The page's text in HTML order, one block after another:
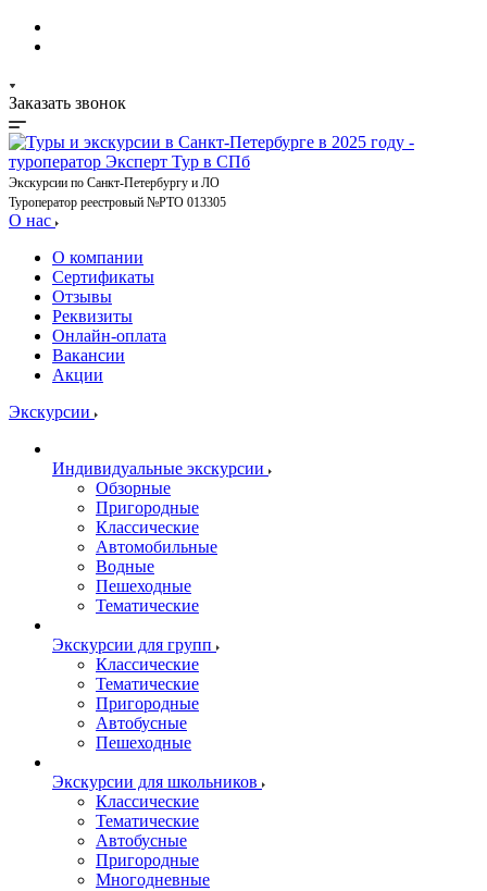
Заказать звонок
Экскурсии по Санкт-Петербургу и ЛО
Туроператор реестровый №РТО 013305
О нас
О компании
Сертификаты
Отзывы
Реквизиты
Онлайн-оплата
Вакансии
Акции
Экскурсии
Индивидуальные экскурсии
Обзорные
Пригородные
Классические
Автомобильные
Водные
Пешеходные
Тематические
Экскурсии для групп
Классические
Тематические
Пригородные
Автобусные
Пешеходные
Экскурсии для школьников
Классические
Тематические
Автобусные
Пригородные
Многодневные